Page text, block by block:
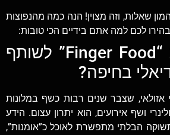
שאלות, וזה מצוין! הנה כמה מהנפוצות
לכם למה אתם בידיים הכי טובות:
מה הופך את “Finger Food” לשותף
בחיפה?
אזולאי, שצבר שנים רבות כשף במלונות
ושף אירועים, הוא יתרון עצום. הידע
הבלתי מתפשרת לאוכל כ”אומנות”,